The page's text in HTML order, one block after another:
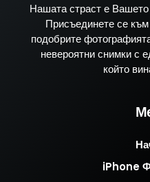
Нашата страст е
Присъединете се
подобрите
невероятни снимки с
който
iPhone